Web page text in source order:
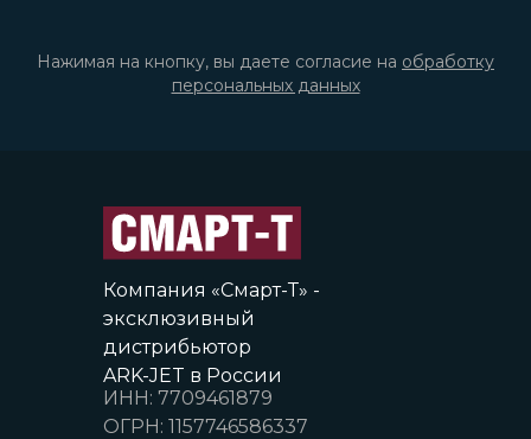
Нажимая на кнопку, вы даете согласие на обработку
персональных данных
Компания «Смарт-Т» -
эксклюзивный
дистрибьютор
ARK-JET в России
ИНН: 7709461879
ОГРН: 1157746586337